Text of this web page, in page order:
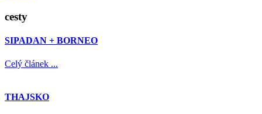
cesty
SIPADAN + BORNEO
Celý článek ...
THAJSKO